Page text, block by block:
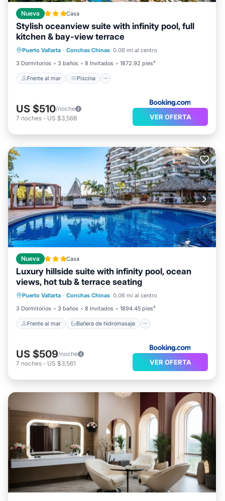
Nueva Casa
Stylish oceanview suite with infinity pool, full
kitchen & bay-view terrace
Puerto Vallarta · Conchas Chinas 0.06 mi al centro
3 Dormitorios
3 baños 8 Invitados 1872.92 pies²
Frente al mar Piscina
Frente al mar Piscina
Balcón/Terraza
US $510/noche
7 noches - US $3,568 VER OFERTA
Nueva Casa
Luxury hillside suite with infinity pool, ocean
views, hot tub & terrace seating
Puerto Vallarta · Conchas Chinas 0.06 mi al centro
3 Dormitorios
3 baños 8 Invitados 1894.45 pies²
Frente al mar Bañera de hidromasaje
Frente al mar
Bañera de hidromasaje
Spa
Piscina
US $509/noche
7 noches - US $3,561 VER OFERTA